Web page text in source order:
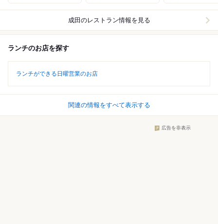
成田 のレストラン情報を見る
ランチのお店を探す
ランチができる日曜営業のお店
関連の情報をすべて表示する
広告を非表示